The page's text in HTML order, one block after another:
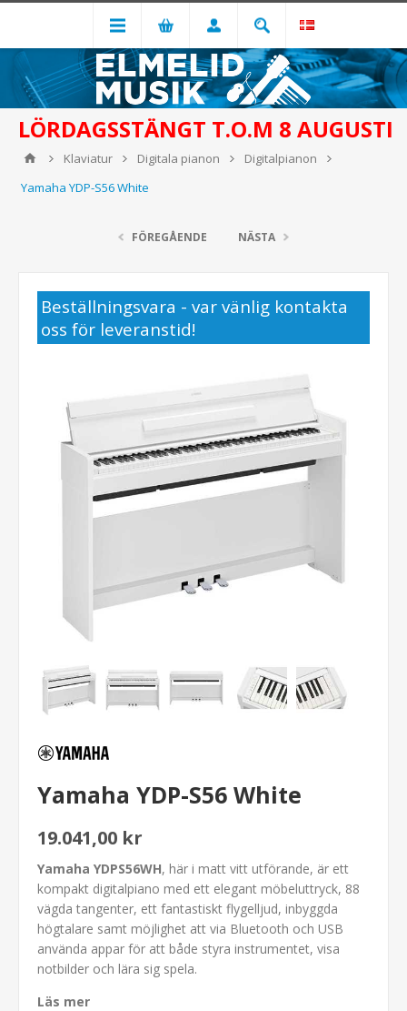
LÖRDAGSSTÄNGT T.O.M 8 AUGUSTI
Klaviatur Digitala pianon
Digitalpianon
Yamaha YDP-S56 White
FÖREGÅENDE NÄSTA
Beställningsvara - var vänlig kontakta
oss för leveranstid!
Yamaha YDP-S56 White
19.041,00 kr
Yamaha YDPS56WH, här i matt vitt utförande, är ett
kompakt digitalpiano med ett elegant möbeluttryck, 88
vägda tangenter, ett fantastiskt flygelljud, inbyggda
högtalare samt möjlighet att via Bluetooth och USB
använda appar för att både styra instrumentet, visa
notbilder och lära sig spela.
Läs mer